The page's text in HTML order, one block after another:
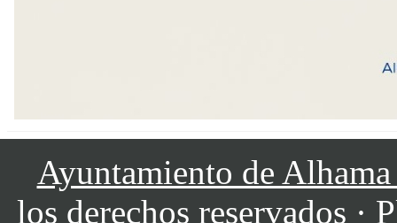
Ayuntamiento de
los derechos reservados ·